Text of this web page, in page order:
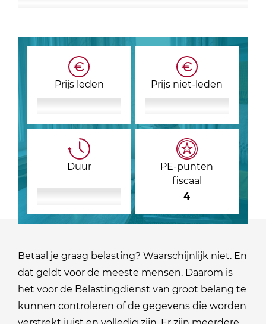
Prijs leden Prijs niet-leden
Duur
PE-punten
fiscaal
4
Betaal je graag belasting? Waarschijnlijk niet. En
dat geldt voor de meeste mensen. Daarom is
het voor de Belastingdienst van groot belang te
kunnen controleren of de gegevens die worden